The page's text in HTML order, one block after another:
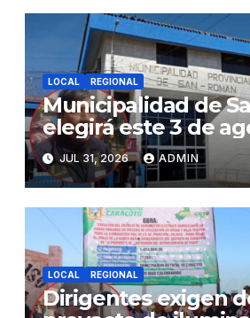
LOCAL REGIONAL
Municipalidad de
elegirá este 3 de
representantes del
de Seguridad y
Trabajo
JUL 31, 2026 ADMIN
LOCAL REGIONAL
Dirigentes exigen